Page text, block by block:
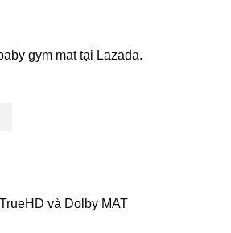
gym mat tại Lazada.
và Dolby MAT